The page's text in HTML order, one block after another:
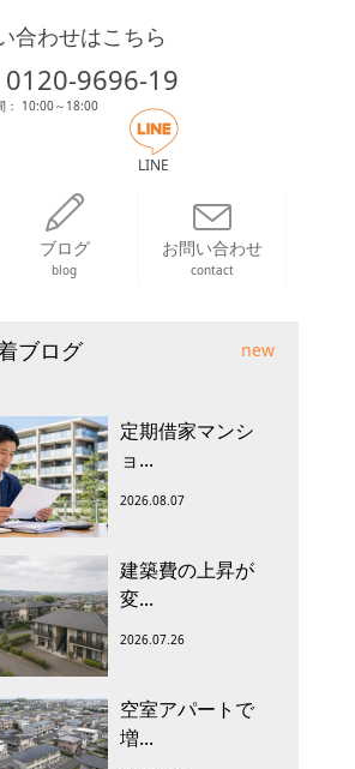
合わせはこちら
0120-9696-19
： 10:00～18:00
LINE
ブログ
blog
お問い合わせ
contact
ブログ new
定期借家マンシ
ョ...
2026.08.07
建築費の上昇が
変...
2026.07.26
空室アパートで
増...